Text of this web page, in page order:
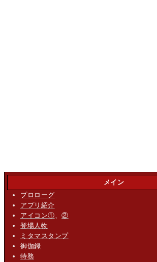
メイン
プロローグ
アプリ紹介
アイコン①、②
登場人物
ミタマスタンプ
御伽録
特務